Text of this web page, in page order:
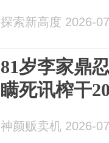
探索新高度 2026-
81岁李家鼎
瞒死讯榨干
神颜贩卖机 2026-